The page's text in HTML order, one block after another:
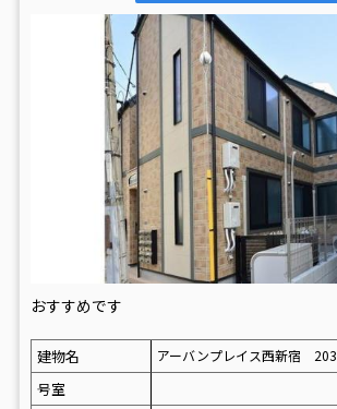
おすすめです
建物名 アーバンプレイス西新宿 203
号室